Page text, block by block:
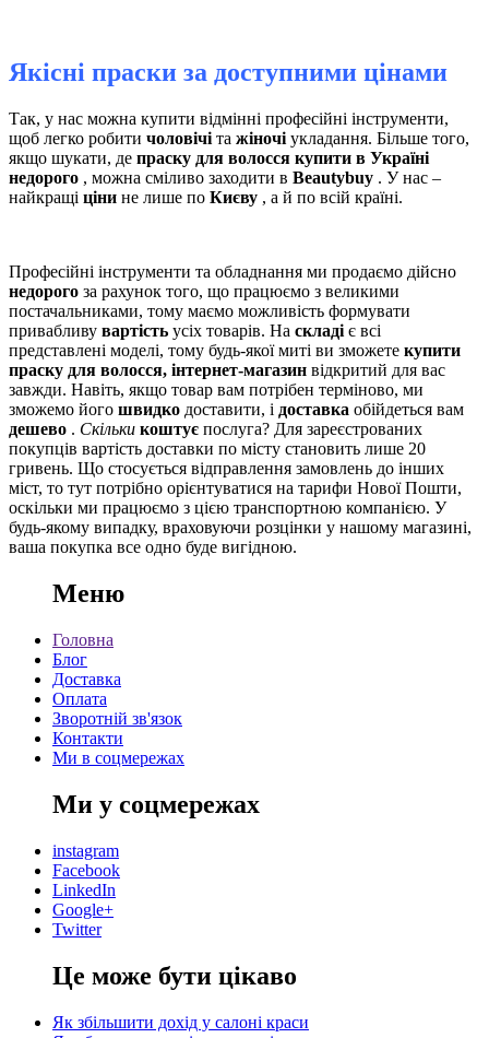
Якісні праски за доступними цінами
Так, у нас можна купити відмінні професійні інструменти,
щоб легко робити чоловічі та жіночі укладання. Більше того,
якщо шукати, де праску для волосся купити в Україні
недорого , можна сміливо заходити в Beautybuy . У нас –
найкращі ціни не лише по Києву , а й по всій країні.
Професійні інструменти та обладнання ми продаємо дійсно
недорого за рахунок того, що працюємо з великими
постачальниками, тому маємо можливість формувати
привабливу вартість усіх товарів. На складі є всі
представлені моделі, тому будь-якої миті ви зможете купити
праску для волосся, інтернет-магазин відкритий для вас
завжди. Навіть, якщо товар вам потрібен терміново, ми
зможемо його швидко доставити, і доставка обійдеться вам
дешево . Скільки коштує послуга? Для зареєстрованих
покупців вартість доставки по місту становить лише 20
гривень. Що стосується відправлення замовлень до інших
міст, то тут потрібно орієнтуватися на тарифи Нової Пошти,
оскільки ми працюємо з цією транспортною компанією. У
будь-якому випадку, враховуючи розцінки у нашому магазині,
ваша покупка все одно буде вигідною.
Меню
Головна
Блог
Доставка
Оплата
Зворотній зв'язок
Контакти
Ми в соцмережах
Ми у соцмережах
instagram
Facebook
LinkedIn
Google+
Twitter
Це може бути цікаво
Як збільшити дохід у салоні краси